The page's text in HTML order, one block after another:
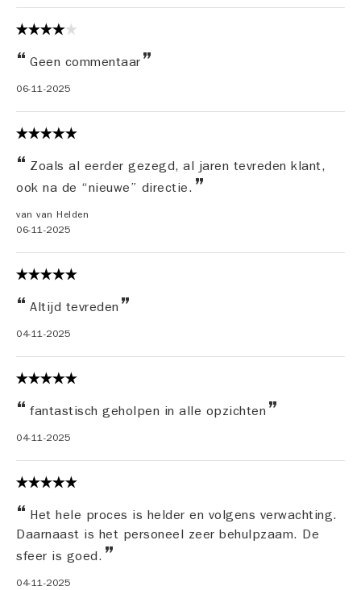
Geen commentaar
06-11-2025
Zoals al eerder gezegd, al jaren tevreden klant,
ook na de “nieuwe” directie.
van van Helden
06-11-2025
Altijd tevreden
04-11-2025
fantastisch geholpen in alle opzichten
04-11-2025
Het hele proces is helder en volgens verwachting.
Daarnaast is het personeel zeer behulpzaam. De
sfeer is goed.
04-11-2025